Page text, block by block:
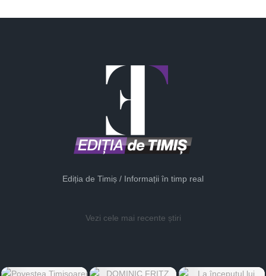
Ediția de Timiș / Informații în timp real
Vezi cele mai recente știri